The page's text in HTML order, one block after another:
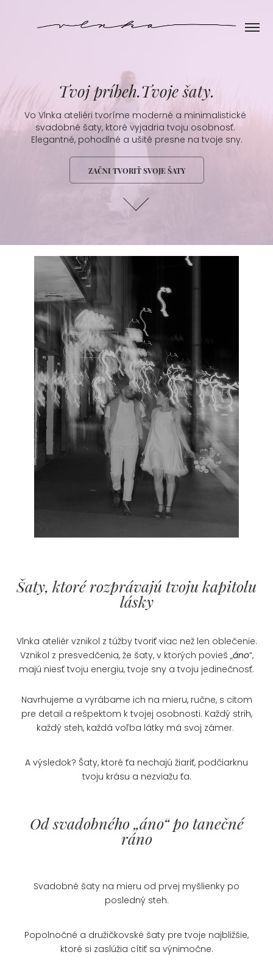
Tvoj príbeh.Tvoje šaty.
Vo Vlnka ateliéri tvoríme moderné a minimalistické
svadobné šaty, ktoré vyjadria tvoju osobnosť.
Elegantné, pohodlné a ušité presne na tvoje sny.
ZAČNI TVORIŤ SVOJE ŠATY
Šaty, ktoré rozprávajú tvoju kapitolu
lásky
Vlnka ateliér vznikol z túžby tvoriť viac než len oblečenie.
Vznikol z presvedčenia, že šaty, v ktorých povieš „áno“,
majú niesť tvoju energiu, tvoje sny a tvoju jedinečnosť.
Navrhujeme a vyrábame ich na mieru, ručne, s citom
pre detail a rešpektom k tvojej osobnosti. Každý strih,
každý steh, každá voľba látky má svoj zámer.
A výsledok? Šaty, ktoré ťa nechajú žiariť, podčiarknu
tvoju krásu a nezviažu ťa.
Od svadobného „áno“ po tanečné
ráno
Svadobné šaty na mieru od prvej myšlienky po
posledný steh.
Popolnočné a družičkovské šaty pre tvoje najbližšie,
ktoré si zaslúžia cítiť sa výnimočne.